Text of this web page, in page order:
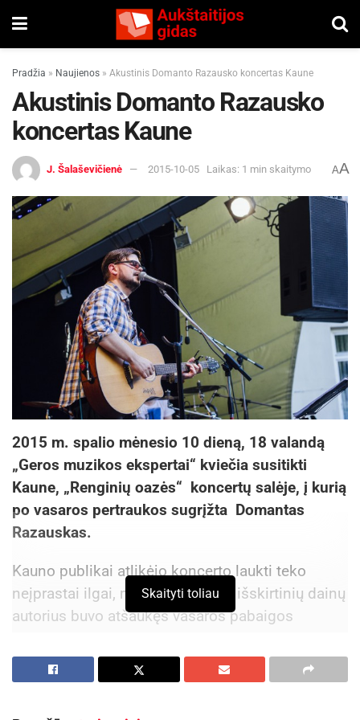
Pradžia » Naujienos » Akustinis Domanto Razausko koncertas Kaune
Akustinis Domanto Razausko
koncertas Kaune
J. Šalaševičienė 2015-10-05 Laikas: 1 min skaitymo AA
2015 m. spalio mėnesio 10 dieną, 18 valandą
„Geros muzikos ekspertai“ kviečia susitikti
Kaune, „Renginių oazės“ koncertų salėje, į kurią
po vasaros pertraukos sugrįžta Domantas
Razauskas.
Kauno publikai atlikėjo koncerto laukti teko
neįprastai ilgai, mat dėl ligos šis išskirtinių dainų
autorius buvo atšaukęs vasaros pabaigos
sugrįžta grąžinti skolos ypatingu akustiniu
pasirodymu, kurio metu ne tik pristatys
Skaityti toliau